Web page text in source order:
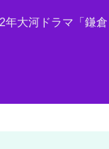
年大河ドラマ「鎌倉